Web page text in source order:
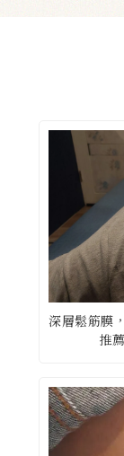
深層鬆筋膜
推